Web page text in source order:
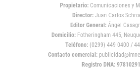
Propietario:Comunicaciones y
Director: Juan Carlos
Editor General:Ángel
Domicilio:Fotheringham 445,
Teléfono: (0299) 449 0400 /
Contacto comercial:
Registro DNA: 97810291